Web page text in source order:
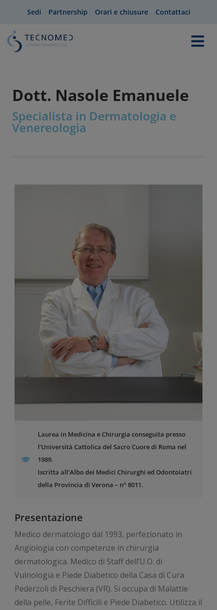
Sedi Partnership Orari e chiusure Contattaci
Dott. Nasole Emanuele
Specialista in Dermatologia e
Venereologia
Laurea in Medicina e Chirurgia conseguita presso
l’Università Cattolica del Sacro Cuore di Roma nel
1989.
Iscritta all’Albo dei Medici Chirurghi ed Odontoiatri
della Provincia di Verona – n° 8011.
Presentazione
Medico dermatologo dal 1993, perfezionato in
Angiologia con competenze in chirurgia
dermatologica. Medico di Staff dell’U.O. di
Vulnologia e Piede Diabetico della Casa di Cura
Pederzoli di Peschiera (VR). Si occupa di Malattie
della pelle, Ferite Difficili e Piede Diabetico. Utilizza il